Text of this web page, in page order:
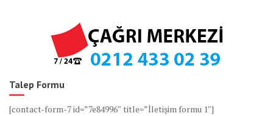
Talep Formu
[contact-form-7 id=”7e84996″ title=”İletişim formu 1″]